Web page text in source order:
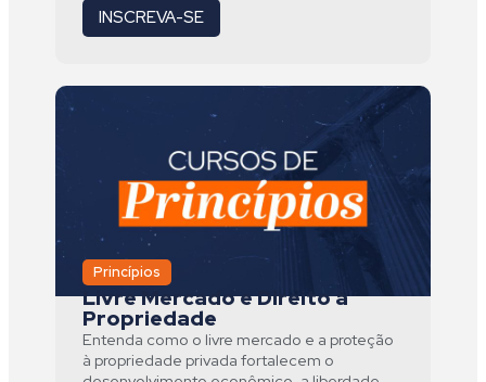
INSCREVA-SE
Princípios
Livre Mercado e Direito à
Propriedade
Entenda como o livre mercado e a proteção
à propriedade privada fortalecem o